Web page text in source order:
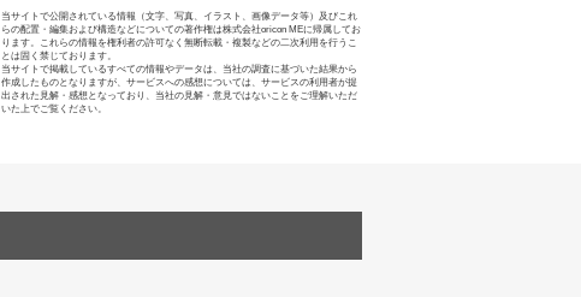
当サイトで公開されている情報（文字、写真、イラスト、画像データ等）及びこれ
らの配置・編集および構造などについての著作権は株式会社oricon MEに帰属してお
ります。これらの情報を権利者の許可なく無断転載・複製などの二次利用を行うこ
とは固く禁じております。
当サイトで掲載しているすべての情報やデータは、当社の調査に基づいた結果から
作成したものとなりますが、サービスへの感想については、サービスの利用者が提
出された見解・感想となっており、当社の見解・意見ではないことをご理解いただ
いた上でご覧ください。